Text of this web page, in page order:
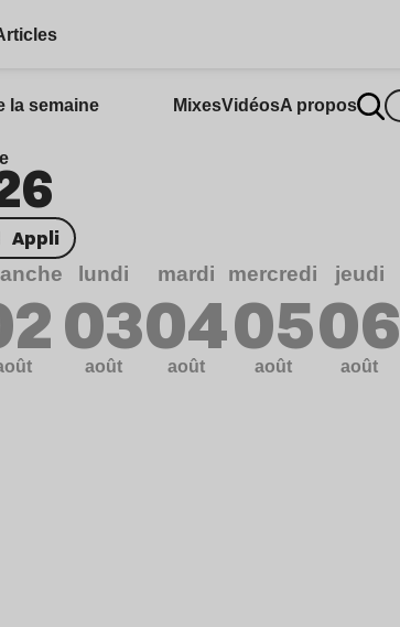
la semaine
MixesVidéosA propos
📱 Appli
lundi
03
août
mardi
04
août
mercredi
05
août
jeudi
06
août